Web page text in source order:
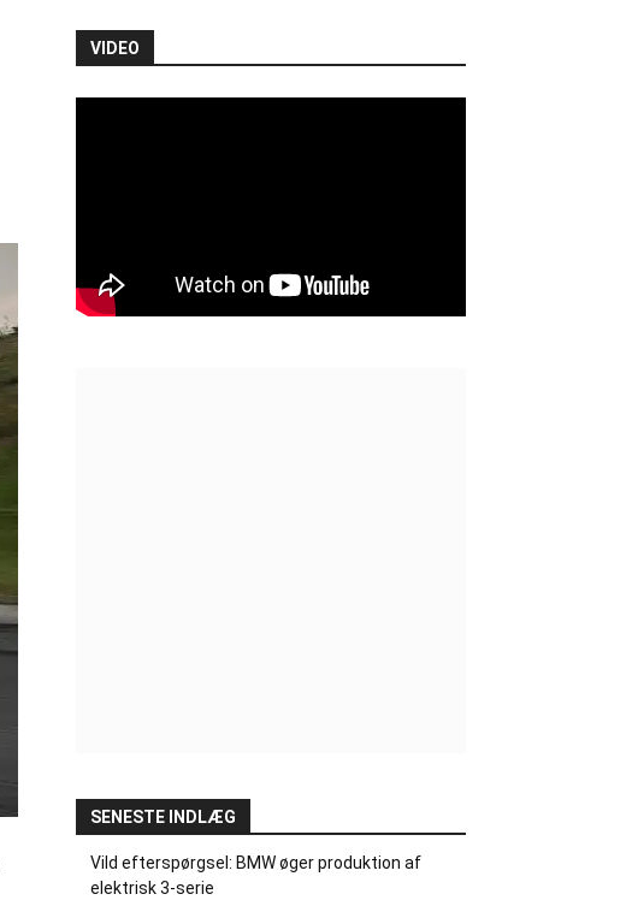
VIDEO
SENESTE INDLÆG
Vild efterspørgsel: BMW øger produktion af
elektrisk 3-serie